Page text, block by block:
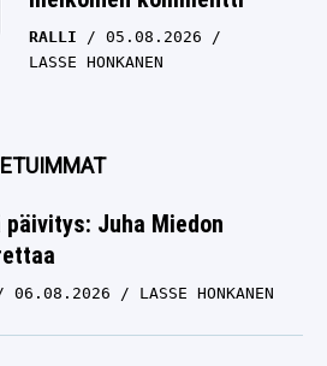
RALLI
05.08.2026
LASSE HONKANEN
Juha Miedon
06.08.2026 LASSE HONKANEN